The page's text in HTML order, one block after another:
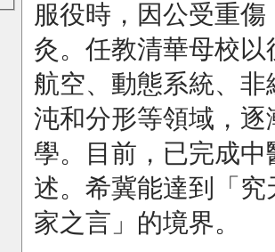
服役時，因公受重
灸。任教清華母校
航空、動態系統、
沌和分形等領域，
學。目前，已完成
述。希冀能達到「
家之言」的境界。